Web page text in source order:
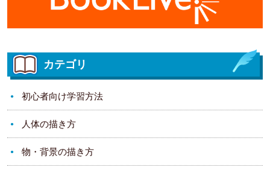
カテゴリ
初心者向け学習方法
人体の描き方
物・背景の描き方